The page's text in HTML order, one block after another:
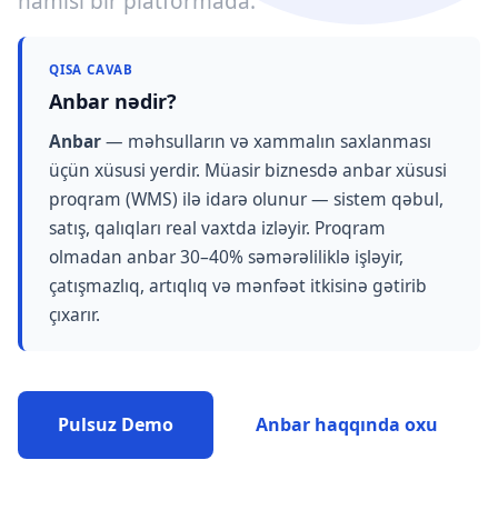
QISA CAVAB
Anbar nədir?
Anbar— məhsulların və xammalın saxlanması
üçün xüsusi yerdir. Müasir biznesdə anbar xüsusi
proqram (WMS) ilə idarə olunur — sistem qəbul,
satış, qalıqları real vaxtda izləyir. Proqram
olmadan anbar 30–40% səmərəliliklə işləyir,
çatışmazlıq, artıqlıq və mənfəət itkisinə gətirib
çıxarır.
Pulsuz Demo Anbar haqqında oxu